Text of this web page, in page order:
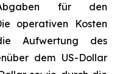
für den
operativen Kosten
Aufwertung des
dem US-Dollar